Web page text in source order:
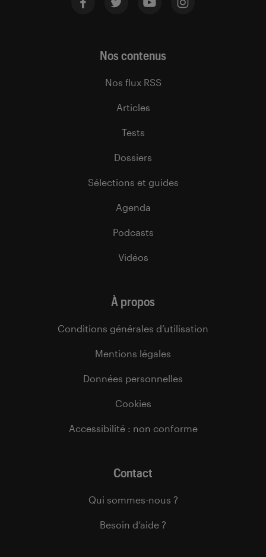
Nos contenus
Nos flux RSS
Articles
Tests
Dossiers
Sélections et guides
Agenda
Podcasts
Vidéos
À propos
Conditions générales d’utilisation
Mentions légales
Données personnelles
Cookies
Accessibilité : non conforme
Contact
Qui sommes-nous ?
Besoin d’aide ?